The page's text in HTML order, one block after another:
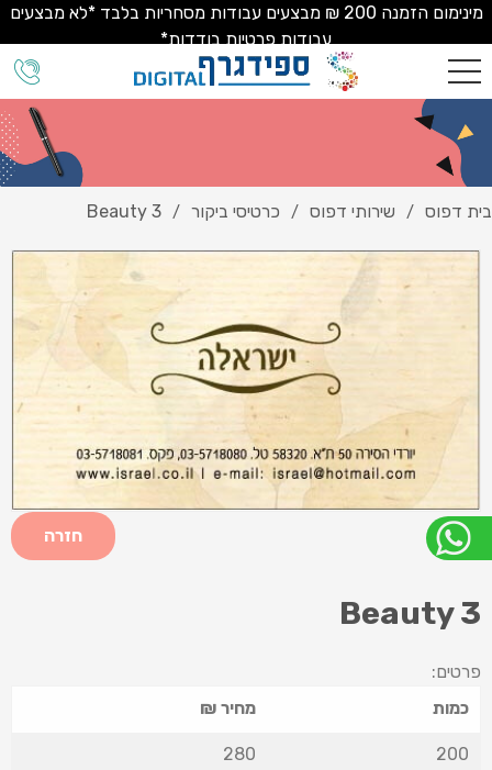
מינימום הזמנה 200 ₪ מבצעים עבודות מסחריות בלבד *לא מבצעים
עבודות פרטיות בודדות*
בית דפוס / שירותי דפוס / כרטיסי ביקור /
Beauty 3
חזרה
Beauty 3
פרטים:
כמות
מחיר ₪
200
280